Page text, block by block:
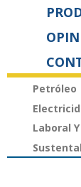
Petróleo
Laboral